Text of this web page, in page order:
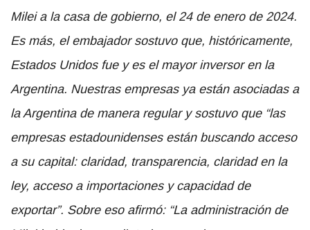
Milei a la casa de gobierno, el 24 de enero de 2024.
Es más, el embajador sostuvo que, históricamente,
Estados Unidos fue y es el mayor inversor en la
Argentina. Nuestras empresas ya están asociadas a
la Argentina de manera regular y sostuvo que “las
empresas estadounidenses están buscando acceso
a su capital: claridad, transparencia, claridad en la
ley, acceso a importaciones y capacidad de
exportar”. Sobre eso afirmó: “La administración de